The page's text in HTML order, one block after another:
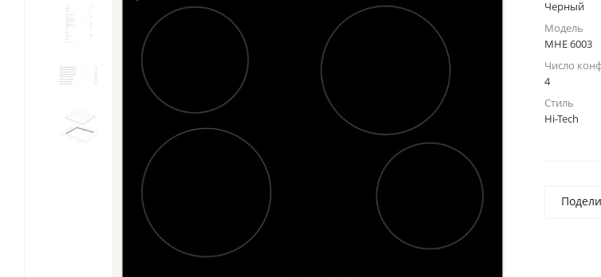
Черный
Модель
MHE 6003
Число
4
Стиль
Hi-Tech